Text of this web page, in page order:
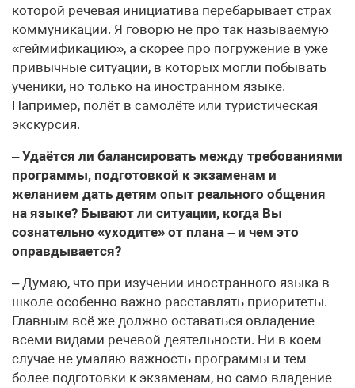
которой речевая инициатива перебарывает страх
коммуникации. Я говорю не про так называемую
«геймификацию», а скорее про погружение в уже
привычные ситуации, в которых могли побывать
ученики, но только на иностранном языке.
Например, полёт в самолёте или туристическая
экскурсия.
–Удаётся ли балансировать между требованиями
программы, подготовкой к экзаменам и
желанием дать детям опыт реального общения
на языке? Бывают ли ситуации, когда Вы
сознательно «уходите» от плана – и чем это
оправдывается?
– Думаю, что при изучении иностранного языка в
школе особенно важно расставлять приоритеты.
Главным всё же должно оставаться овладение
всеми видами речевой деятельности. Ни в коем
случае не умаляю важность программы и тем
более подготовки к экзаменам, но само владение